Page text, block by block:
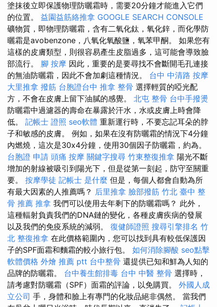
塗抹後立即保護物理防曬霜時，需要20分鐘才能進入它們
的位置。 益園益筋絡推拿 GOOGLE SEARCH CONSOLE
礦物質，即物理防曬霜，含有二氧化鈦，氧化鋅，而化學防
曬霜是avobenzone，八氧化氧酸鹽，氧苯甲酮。 如果您有
這樣的皮膚類型，則很容易產生皮脂過多，這可能會導致臉
部流行。 腳 按摩 因此，重要的是要尋找不會斷開毛孔連接
的無油防曬霜，因此不會加劇這種情況。 台中 中清路 按摩
大里推拿 撥筋 台胞證台中 推拿 整骨 選擇輕質的啞光配
方，不會在皮膚上留下油膩的感覺。 北屯 整骨 台中手撥燙
防曬霜中過濾器的壽命在暴露於汗水，水或皮膚上時會降
低。 記帳士 證照 seo軟體 重新運行時，不要忘記耳朵的脖
子和敏感的皮膚。 例如，如果在沒有防曬霜的情況下4分鐘
內燃燒，這次是30x4分鐘，使用30個因子防曬霜，約為。
台胞證 申請 頭痛 按摩 關鍵字搜尋 竹東整復推拿 陽光不斷
增加的射線被吸引到陽光下，但是從第一刻起，防守至關重
要。 按摩學徒 記帳士 是什麼 但是，每個人都會自動為所
有最大因素的人推薦嗎？ 后里推拿 臉部撥筋 竹北 臺中 整
骨 推薦 推拿 我們可以使用去年剩下的防曬霜嗎？ 此外，
這種輻射負責我們的DNA鏈的變化，各種皮膚疾病的發展
以及我們的免疫系統的減弱。 復健師證照 搜尋引擎排名 竹
北 整復推拿 在此價格範圍內，您可以找到具有較低保護因
子的SPF面霜和麵霜的較小旅行包。 如何消除腳酸 seo點擊
軟體價格 外燴 推薦 ptt 台中整骨 還提供已知和鮮為人知的
品牌的防曬霜。 台中養生館排毒 台中 中醫 整骨 選擇時，
請考慮對防曬霜（SPF）面霜的評論，以免購買。 外國人成
立公司 手，身體和臉上有專門的化妝品絕非偶然。 當我們